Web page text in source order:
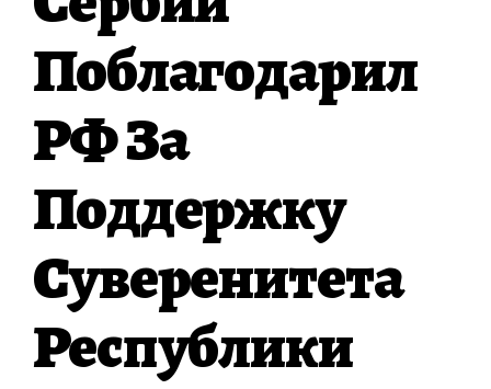
И
Т
Поблагодарил
РФ За
Поддержку
Суверенитета
Республики